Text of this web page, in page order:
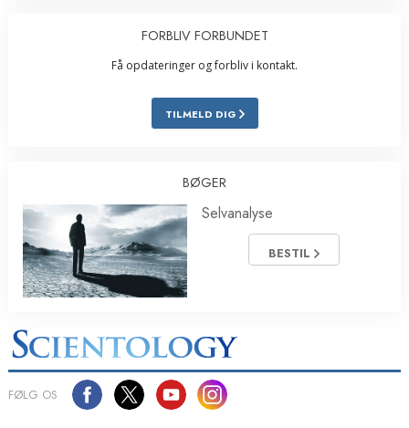
FORBLIV FORBUNDET
Få opdateringer og forbliv i kontakt.
TILMELD DIG
BØGER
Selvanalyse
BESTIL
FØLG OS